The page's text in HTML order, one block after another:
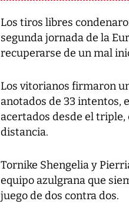
Los tiros libres
segunda jornada de la
recuperarse de un mal
Los vitorianos firmaron
anotados de 33 intentos,
acertados desde el
distancia.
Tornike Shengelia y
equipo azulgrana que
juego de dos contra dos.